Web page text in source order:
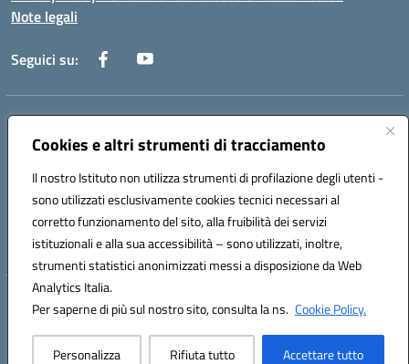
Cookies e altri strumenti di tracciamento
Il nostro Istituto non utilizza strumenti di profilazione degli utenti -
sono utilizzati esclusivamente cookies tecnici necessari al
corretto funzionamento del sito, alla fruibilità dei servizi
istituzionali e alla sua accessibilità – sono utilizzati, inoltre,
strumenti statistici anonimizzati messi a disposizione da Web
Analytics Italia.
Per saperne di più sul nostro sito, consulta la ns. Cookie Policy.
Personalizza Rifiuta tutto Accettare tutto
Note legali
Seguici su:
Indirizzo:
Centralino:0733/815931 - 0733/784180
Posta elettronica certificata (PEC):MCIS00200P@pec.istruzione.it
Codice fiscale: 80006860433
Codice meccanografico: MCIS00200P
Hosting & Powered by 3D Solution S.r.l.
Concept & Design by Designers Italia